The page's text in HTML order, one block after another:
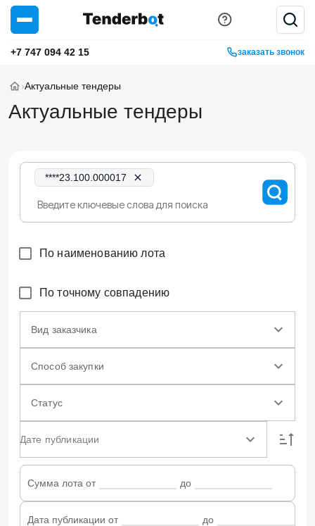
+7 747 094 42 15 заказать звонок
›Актуальные тендеры
Актуальные тендеры
****23.100.000017
По наименованию лота
По точному совпадению
Вид заказчика
Способ закупки
Статус
Дате публикации
Сумма лота от до
Дата публикации от до